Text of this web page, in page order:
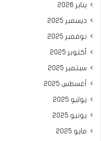
يناير 2026
ديسمبر 2025
نوفمبر 2025
أكتوبر 2025
سبتمبر 2025
أغسطس 2025
يوليو 2025
يونيو 2025
مايو 2025